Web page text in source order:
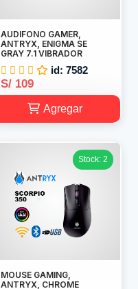
AUDIFONO GAMER,
ANTRYX, ENIGMA SE
GRAY 7.1 VIBRADOR
id: 7582
S/ 109
Agregar
Stock: 2
MOUSE GAMING,
ANTRYX, CHROME